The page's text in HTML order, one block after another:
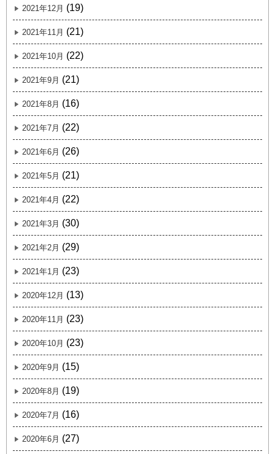
2021年12月 (19)
2021年11月 (21)
2021年10月 (22)
2021年9月 (21)
2021年8月 (16)
2021年7月 (22)
2021年6月 (26)
2021年5月 (21)
2021年4月 (22)
2021年3月 (30)
2021年2月 (29)
2021年1月 (23)
2020年12月 (13)
2020年11月 (23)
2020年10月 (23)
2020年9月 (15)
2020年8月 (19)
2020年7月 (16)
2020年6月 (27)